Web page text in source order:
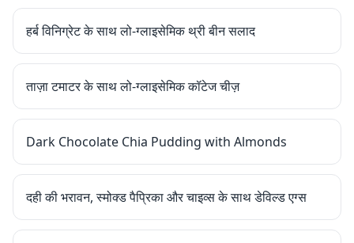
हर्ब विनिग्रेट के साथ लो-ग्लाइसेमिक थ्री बीन सलाद
ताज़ा टमाटर के साथ लो-ग्लाइसेमिक कॉटेज चीज़
Dark Chocolate Chia Pudding with Almonds
दही की भरावन, स्मोक्ड पैप्रिका और चाइव्स के साथ डेविल्ड एग्स